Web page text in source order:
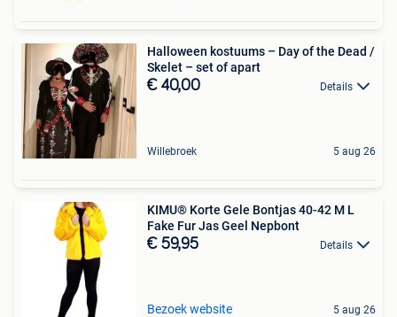
Halloween kostuums – Day of the Dead /
Skelet – set of apart
€ 40,00 Details
Willebroek 5 aug 26
KIMU® Korte Gele Bontjas 40-42 M L
Fake Fur Jas Geel Nepbont
€ 59,95 Details
Bezoek website 5 aug 26